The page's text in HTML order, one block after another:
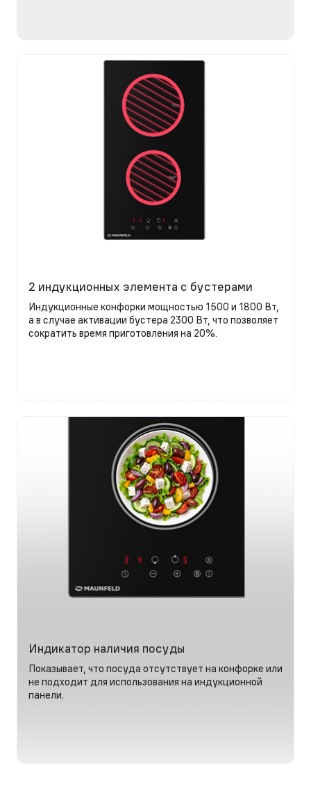
2 индукционных элемента с бустерами
Индукционные конфорки мощностью 1500 и 1800 Вт,
а в случае активации бустера 2300 Вт, что позволяет
сократить время приготовления на 20%.
Индикатор наличия посуды
Показывает, что посуда отсутствует на конфорке или
не подходит для использования на индукционной
панели.